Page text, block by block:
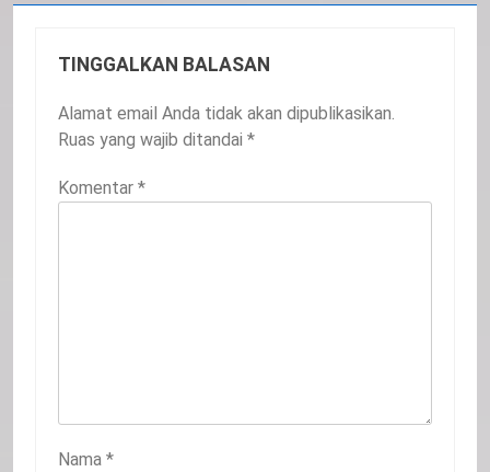
TINGGALKAN BALASAN
Alamat email Anda tidak akan dipublikasikan.
Ruas yang wajib ditandai *
Komentar *
Nama *